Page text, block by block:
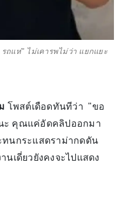
แห่" ไม่เคารพไม่ว่า แยกแยะ
โพสต์เดือดทันทีว่า "ขอ
ะ คุณแค่อัดคลิปออกมา
นกระแสดราม่ากดดัน
เดี่ยวยังคงจะไปแสดง